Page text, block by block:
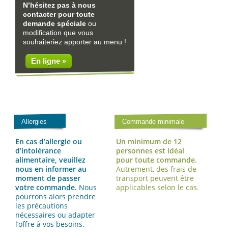
N’hésitez pas à nous
contacter pour toute
demande spéciale ou
modification que vous
souhaiteriez apporter au menu !
En ligne »
Allergies
En cas d’allergie ou
d’intolérance
alimentaire, veuillez
nous en informer au
moment de passer
votre commande. Nous
pourrons alors prendre
les précautions
nécessaires ou adapter
l’offre à vos besoins.
Commande minimale
Un minimum de 12
personnes est idéal
pour toute commande.
Autrement, des frais de
transport peuvent être
applicables selon le cas.